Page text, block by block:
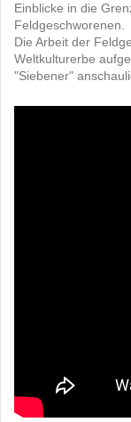
Einblicke in die
Feldgeschworenen.
Die Arbeit der
Weltkulturerbe
"Siebener"